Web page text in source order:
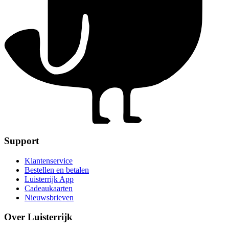
Support
Klantenservice
Bestellen en betalen
Luisterrijk App
Cadeaukaarten
Nieuwsbrieven
Over Luisterrijk